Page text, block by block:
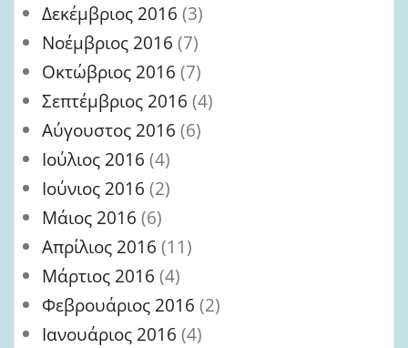
Δεκέμβριος 2016 (3)
Νοέμβριος 2016 (7)
Οκτώβριος 2016 (7)
Σεπτέμβριος 2016 (4)
Αύγουστος 2016 (6)
Ιούλιος 2016 (4)
Ιούνιος 2016 (2)
Μάιος 2016 (6)
Απρίλιος 2016 (11)
Μάρτιος 2016 (4)
Φεβρουάριος 2016 (2)
Ιανουάριος 2016 (4)